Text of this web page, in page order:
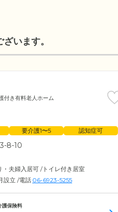
います。
付き有料老人ホーム
要介護1〜5 認知症可
8-10
・夫婦入居可/トイレ付き居室
設立 /電話 06-6923-5255
護保険料